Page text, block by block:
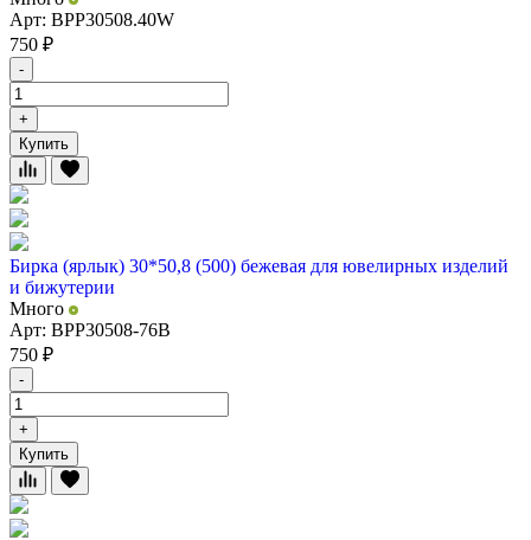
Арт: BPP30508.40W
750 ₽
-
+
Купить
Бирка (ярлык) 30*50,8 (500) бежевая для ювелирных изделий
и бижутерии
Много
Арт: BPP30508-76B
750 ₽
-
+
Купить